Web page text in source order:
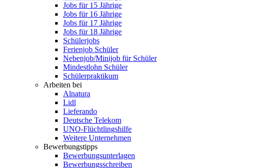
Jobs für 15 Jährige
Jobs für 16 Jährige
Jobs für 17 Jährige
Jobs für 18 Jährige
Schülerjobs
Ferienjob Schüler
Nebenjob/Minijob für Schüler
Mindestlohn Schüler
Schülerpraktikum
Arbeiten bei
Alnatura
Lidl
Lieferando
Deutsche Telekom
UNO-Flüchtlingshilfe
Weitere Unternehmen
Bewerbungstipps
Bewerbungsunterlagen
Bewerbungsschreiben